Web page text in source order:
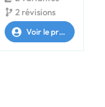
2 révisions
Voir le profil